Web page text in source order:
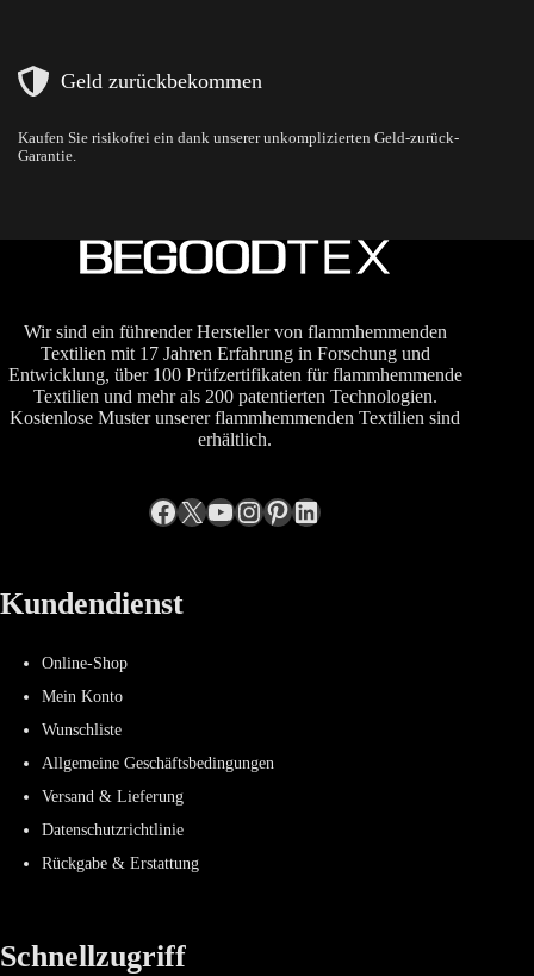
Geld zurückbekommen
Kaufen Sie risikofrei ein dank unserer unkomplizierten Geld-zurück-
Garantie.
Wir sind ein führender Hersteller von flammhemmenden
Textilien mit 17 Jahren Erfahrung in Forschung und
Entwicklung, über 100 Prüfzertifikaten für flammhemmende
Textilien und mehr als 200 patentierten Technologien.
Kostenlose Muster unserer flammhemmenden Textilien sind
erhältlich.
Facebook
X YouTube
Instagram
Pinterest
LinkedIn
Kundendienst
Online-Shop
Mein Konto
Wunschliste
Allgemeine Geschäftsbedingungen
Versand & Lieferung
Datenschutzrichtlinie
Rückgabe & Erstattung
Schnellzugriff